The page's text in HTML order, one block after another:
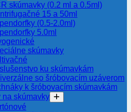
skúmavky (0.2 ml a 0.5ml)
15 a 50ml
(0.5-2.0ml)
5.0ml
skúmavky
ku skúmavkám
so šróbovacím uzáverom
k šróbovacím skúmavkám
na skúmavky